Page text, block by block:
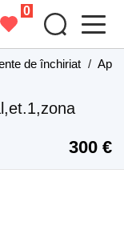
0
de închiriat /
300 €